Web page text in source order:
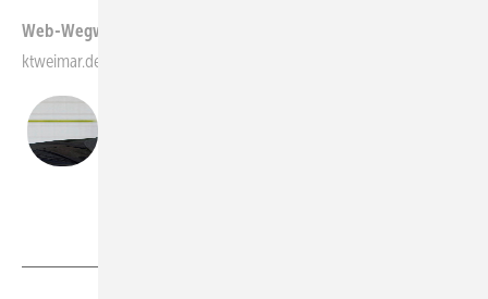
Web-Wegweiser:
ktweimar.de/de/einsatzbereiche/sanierung-von-hybridtuermen/